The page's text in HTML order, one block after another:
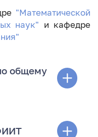
"Математической
наук" и кафедре
общему